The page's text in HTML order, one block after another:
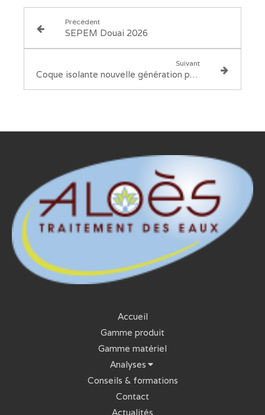
Précédent
SEPEM Douai 2026
Suivant
Coque isolante nouvelle génération pour filtres magnétiques DN20 et DN32
Accueil
Gamme produit
Gamme matériel
Analyses
Conseils & formations
Contact
Actualités